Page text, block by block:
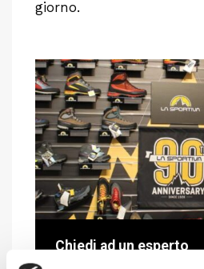
Chiedi ad un esperto
giorno.